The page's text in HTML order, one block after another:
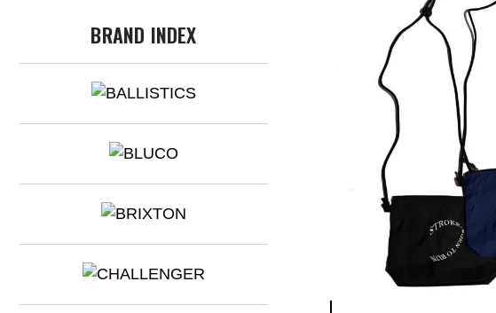
BRAND INDEX